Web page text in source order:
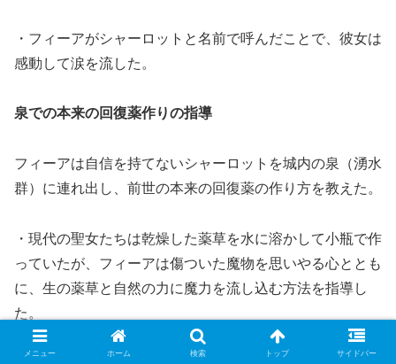
・フィーアがシャーロットと名前で呼んだことで、彼女は
感動して涙を流した。
泉での本来の回復薬作りの指導
フィーアは自信を持てないシャーロットを城内の泉（湧水
群）に連れ出し、前世の本来の回復薬の作り方を教えた。
・現代の聖女たちは乾燥した薬草を水に溶かして小瓶で作
っていたが、フィーアは傷ついた魔物を思いやる心ととも
に、生の薬草と自然の力に魔力を流し込む方法を指導し
た。
メニュー ホーム 検索 トップ サイドバー